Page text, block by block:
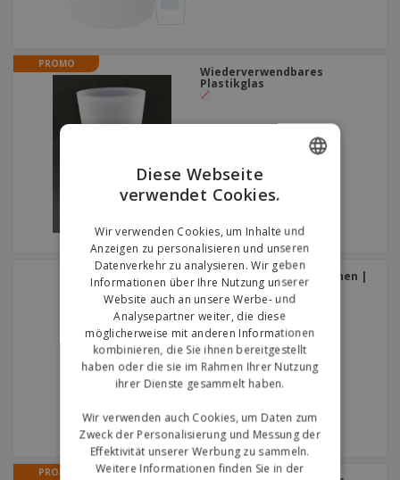
PROMO
Wiederverwendbares
Plastikglas
Transparente PET-Flaschen |
500 ml
PROMO
ENGLISH
Diese Webseite
verwendet Cookies.
Wir verwenden Cookies, um Inhalte und
Anzeigen zu personalisieren und unseren
Datenverkehr zu analysieren. Wir geben
Informationen über Ihre Nutzung unserer
Website auch an unsere Werbe- und
Analysepartner weiter, die diese
möglicherweise mit anderen Informationen
kombinieren, die Sie ihnen bereitgestellt
haben oder die sie im Rahmen Ihrer Nutzung
ihrer Dienste gesammelt haben.
Wir verwenden auch Cookies, um Daten zum
Zweck der Personalisierung und Messung der
Effektivität unserer Werbung zu sammeln.
Weitere Informationen finden Sie in der